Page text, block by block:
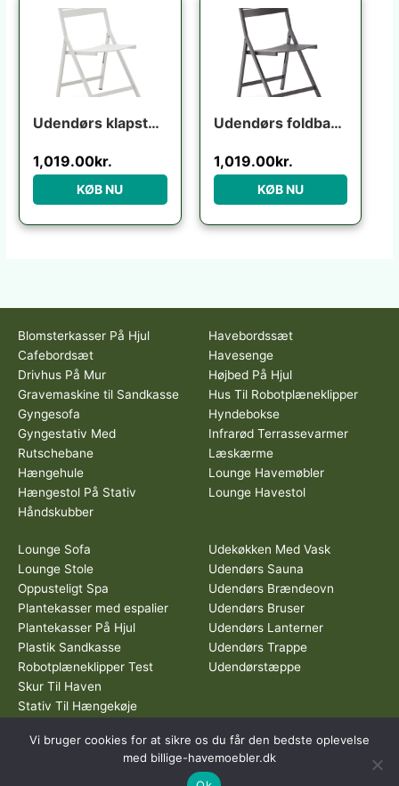
Udendørs klapstol Kave Home Torreta foldbar aluminium ecru UV-bestandig moderne industriel
1,019.00kr.
KØB NU
Udendørs foldbar klapstol Kave Home Torreta grafit aluminium med fodstøtte UV-modstandsdygtig
1,019.00kr.
KØB NU
Blomsterkasser På Hjul
Cafebordsæt
Drivhus På Mur
Gravemaskine til Sandkasse
Gyngesofa
Gyngestativ Med
Rutschebane
Hængehule
Hængestol På Stativ
Håndskubber
Havebordssæt
Havesenge
Højbed På Hjul
Hus Til Robotplæneklipper
Hyndebokse
Infrarød Terrassevarmer
Læskærme
Lounge Havemøbler
Lounge Havestol
Lounge Sofa
Lounge Stole
Oppusteligt Spa
Plantekasser med espalier
Plantekasser På Hjul
Plastik Sandkasse
Robotplæneklipper Test
Skur Til Haven
Stativ Til Hængekøje
Udekøkken Med Vask
Udendørs Sauna
Udendørs Brændeovn
Udendørs Bruser
Udendørs Lanterner
Udendørs Trappe
Udendørstæppe
Dette medie ejes og drives af Tropic Traffic LLC-FZ | The Meydan
Hotel, Grandstand, 6th floor, Nad Al Sheba | Dubai | UAE
Vi bruger cookies for at sikre os du får den bedste oplevelse
med billige-havemoebler.dk